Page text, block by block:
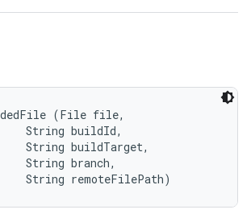
(File file,
String buildId,
String buildTarget,
String branch,
String remoteFilePath)